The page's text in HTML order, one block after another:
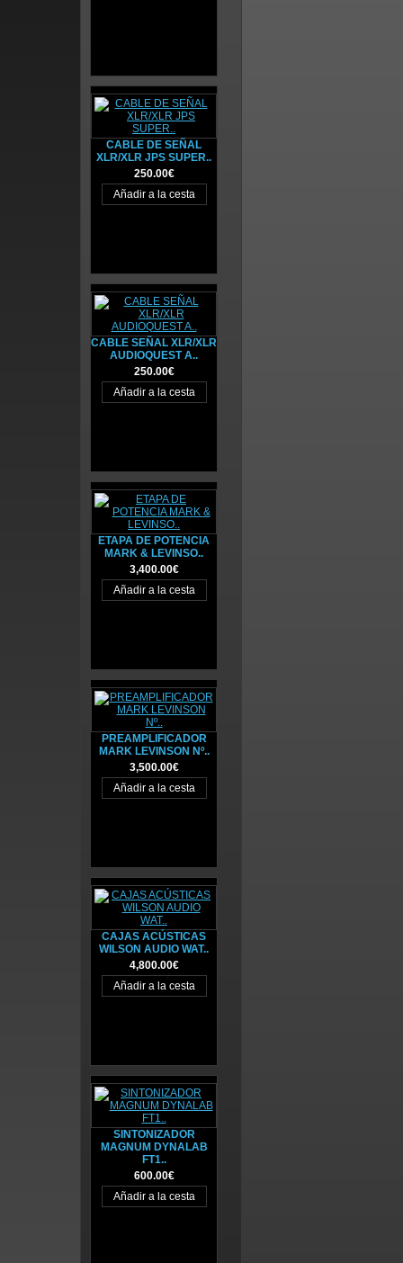
CABLE DE SEÑAL
XLR/XLR JPS SUPER..
250.00€
CABLE SEÑAL XLR/XLR
AUDIOQUEST A..
250.00€
ETAPA DE POTENCIA
MARK & LEVINSO..
3,400.00€
PREAMPLIFICADOR
MARK LEVINSON Nº..
3,500.00€
CAJAS ACÚSTICAS
WILSON AUDIO WAT..
4,800.00€
SINTONIZADOR
MAGNUM DYNALAB
FT1..
600.00€